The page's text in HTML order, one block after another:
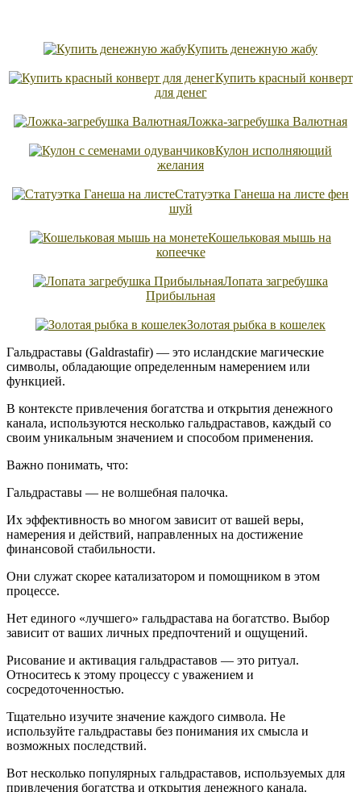
Купить денежную жабу
Купить красный конверт
для денег
Ложка-загребушка Валютная
Кулон исполняющий
желания
Статуэтка Ганеша на листе фен
шуй
Кошельковая мышь на
копеечке
Лопата загребушка
Прибыльная
Золотая рыбка в кошелек
Гальдраставы (Galdrastafir) — это исландские магические
символы, обладающие определенным намерением или
функцией.
В контексте привлечения богатства и открытия денежного
канала, используются несколько гальдраставов, каждый со
своим уникальным значением и способом применения.
Важно понимать, что:
Гальдраставы — не волшебная палочка.
Их эффективность во многом зависит от вашей веры,
намерения и действий, направленных на достижение
финансовой стабильности.
Они служат скорее катализатором и помощником в этом
процессе.
Нет единого «лучшего» гальдрастава на богатство. Выбор
зависит от ваших личных предпочтений и ощущений.
Рисование и активация гальдраставов — это ритуал.
Относитесь к этому процессу с уважением и
сосредоточенностью.
Тщательно изучите значение каждого символа. Не
используйте гальдраставы без понимания их смысла и
возможных последствий.
Вот несколько популярных гальдраставов, используемых для
привлечения богатства и открытия денежного канала.